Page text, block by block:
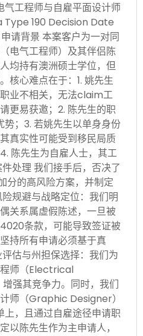
气工程师与自雇平面设计师
Type 190 Decision Date
请背景 本案客户为一对同
电气工程师）及其伴侣陈
均持有澳洲硕士学位，但
核心难点在于：1. 姚先生
业不相关，无法claim工
更易获邀；2. 陈先生的职
势；3. 若姚先生以单身身份
真实性可能受到移民局质
陈先生为自雇人士，其工
处理 我们接手后，否决了
分的高风险方案，并制定
规避与战略定位：我们明
关系属虚假陈述，一旦被
条款，可能导致签证被
持所有申请必须基于真
估与州担保选择：我们为
师（Electrical
强其竞争力。同时，我们
师（Graphic Designer）
上，且通过自雇途径申请职
以陈先生作为主申请人，